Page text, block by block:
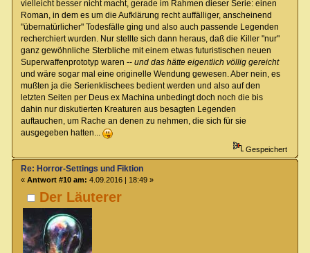
vielleicht besser nicht macht, gerade im Rahmen dieser Serie: einen
Roman, in dem es um die Aufklärung recht auffälliger, anscheinend
"übernatürlicher" Todesfälle ging und also auch passende Legenden
recherchiert wurden. Nur stellte sich dann heraus, daß die Killer "nur"
ganz gewöhnliche Sterbliche mit einem etwas futuristischen neuen
Superwaffenprototyp waren -- und das hätte eigentlich völlig gereicht
und wäre sogar mal eine originelle Wendung gewesen. Aber nein, es
mußten ja die Serienklischees bedient werden und also auf den
letzten Seiten per Deus ex Machina unbedingt doch noch die bis
dahin nur diskutierten Kreaturen aus besagten Legenden
auftauchen, um Rache an denen zu nehmen, die sich für sie
ausgegeben hatten...
Gespeichert
Der Läuterer
Re: Horror-Settings und Fiktion
« Antwort #10 am: 4.09.2016 | 18:49 »